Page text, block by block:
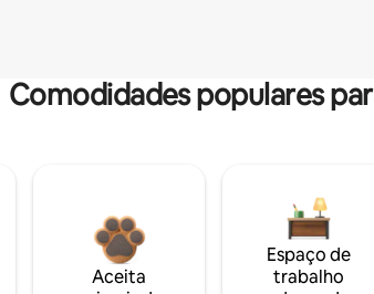
Comodidades populares
Aceita
Espaço de
trabalho